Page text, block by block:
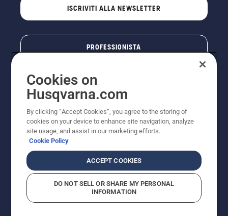
ISCRIVITI ALLA NEWSLETTER
PROFESSIONISTA
© Husqvarna AB (publ). Tutti i diritti riservati. I prezzi
pubblicati si intendono raccomandati e arrotondati, non
impegnativi, comprensivi di I.V.A. vigente. FERCAD SpA
- Via Retrone, 49 - 36077 Altavilla Vic. (VI) - Capitale
Sociale € 2.000.000 int. vers. P.I. e C.F. 01252490246 -
Cookies on
Husqvarna.com
By clicking “Accept Cookies”, you agree to the storing of
cookies on your device to enhance site navigation, analyze
site usage, and assist in our marketing efforts.
Cookie Policy
ACCEPT COOKIES
DO NOT SELL OR SHARE MY PERSONAL
INFORMATION